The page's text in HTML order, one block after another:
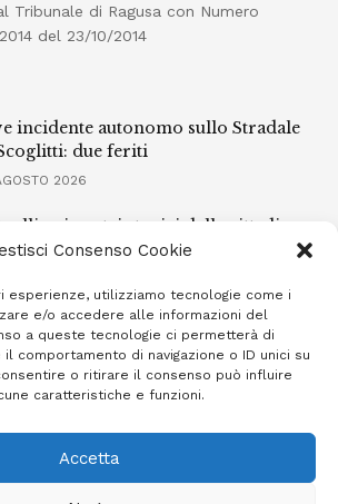
Consenso Cookie
esperienze, utilizziamo tecnologie come i
e/o accedere alle informazioni del
a queste tecnologie ci permetterà di
comportamento di navigazione o ID unici su
o ritirare il consenso può influire
caratteristiche e funzioni.
Accetta
Tribunale di Ragusa con Numero
del 23/10/2014
incidente autonomo sullo Stradale
due feriti
2026
nei centri storici delle cittadine
provincia iblea, 23 stranieri espulsi
piange la scomparsa di Giuseppe
2026